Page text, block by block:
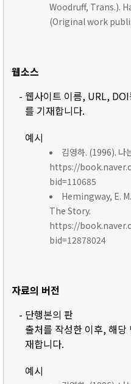
Woodruff, Trans.).
(Original work
웹소스
- 웹사이트 이름, URL,
를 기재합니다.
예시
김영하. (1996). 나
https://
bid=110685
Hemingway, E.
The Story.
https://
bid=12878024
자료의 버전
- 단행본의 판
출처를 작성한 이후, 해
재합니다.
예시